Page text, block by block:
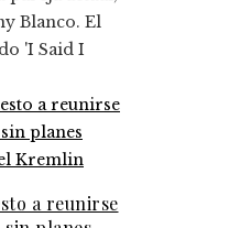
Blanco. El
'I Said I
a reunirse